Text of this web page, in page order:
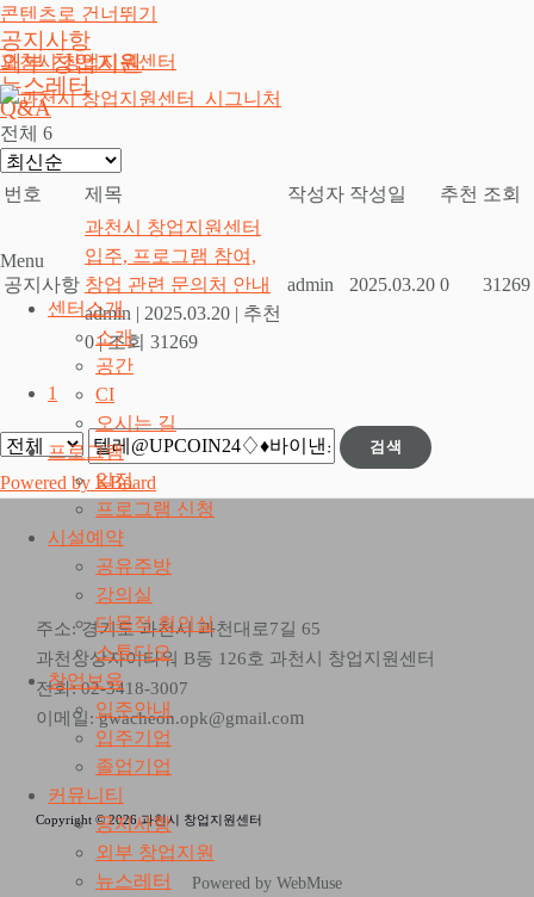
콘텐츠로 건너뛰기
과천시 창업지원센터
Menu
센터소개
소개
공간
CI
오시는 길
프로그램
일정
프로그램 신청
시설예약
공유주방
강의실
다목적 회의실
스튜디오
창업보육
입주안내
입주기업
졸업기업
커뮤니티
공지사항
외부 창업지원
뉴스레터
공지사항
외부 창업지원
뉴스레터
Q&A
전체 6
번호 제목 작성자 작성일 추천 조회
공지사항
과천시 창업지원센터
입주, 프로그램 참여,
창업 관련 문의처 안내
admin | 2025.03.20 | 추천
0 | 조회 31269
admin 2025.03.20 0 31269
1
검색
Powered by KBoard
주소: 경기도 과천시 과천대로7길 65
과천상상자이타워 B동 126호 과천시 창업지원센터
전화: 02-3418-3007
이메일: gwacheon.opk@gmail.com
Copyright © 2026 과천시 창업지원센터
Powered by WebMuse